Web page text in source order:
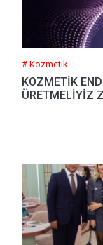
# Kozmetik
KOZMETİK
ÜRETMELİYİZ